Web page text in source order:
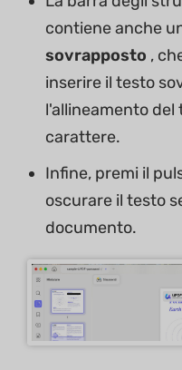
contiene anche
sovrapposto ,
inserire il testo
l'allineamento del
carattere.
Infine, premi il
oscurare il testo
documento.